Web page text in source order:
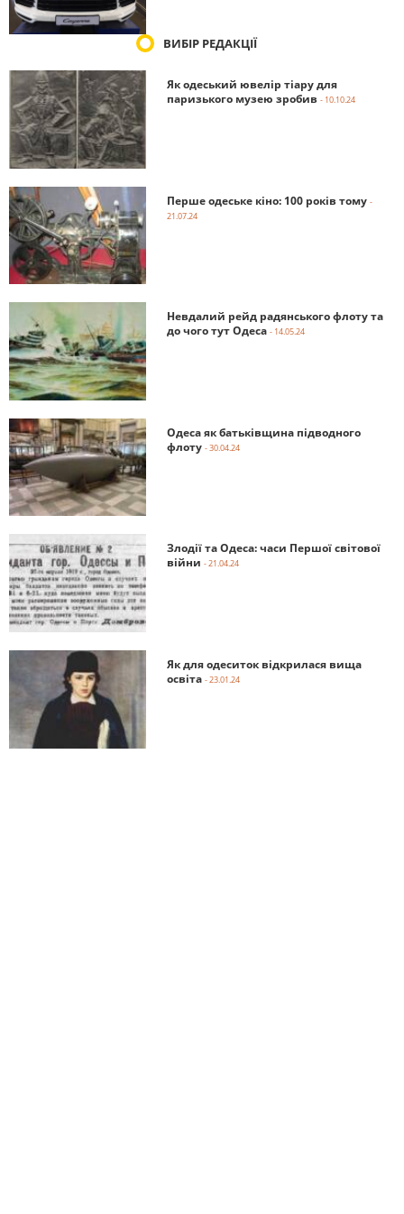
ВИБІР РЕДАКЦІЇ
Як одеський ювелір тіару для
паризького музею зробив - 10.10.24
Перше одеське кіно: 100 років тому -
21.07.24
Невдалий рейд радянського флоту та
до чого тут Одеса - 14.05.24
Одеса як батьківщина підводного
флоту - 30.04.24
Злодії та Одеса: часи Першої світової
війни - 21.04.24
Як для одеситок відкрилася вища
освіта - 23.01.24